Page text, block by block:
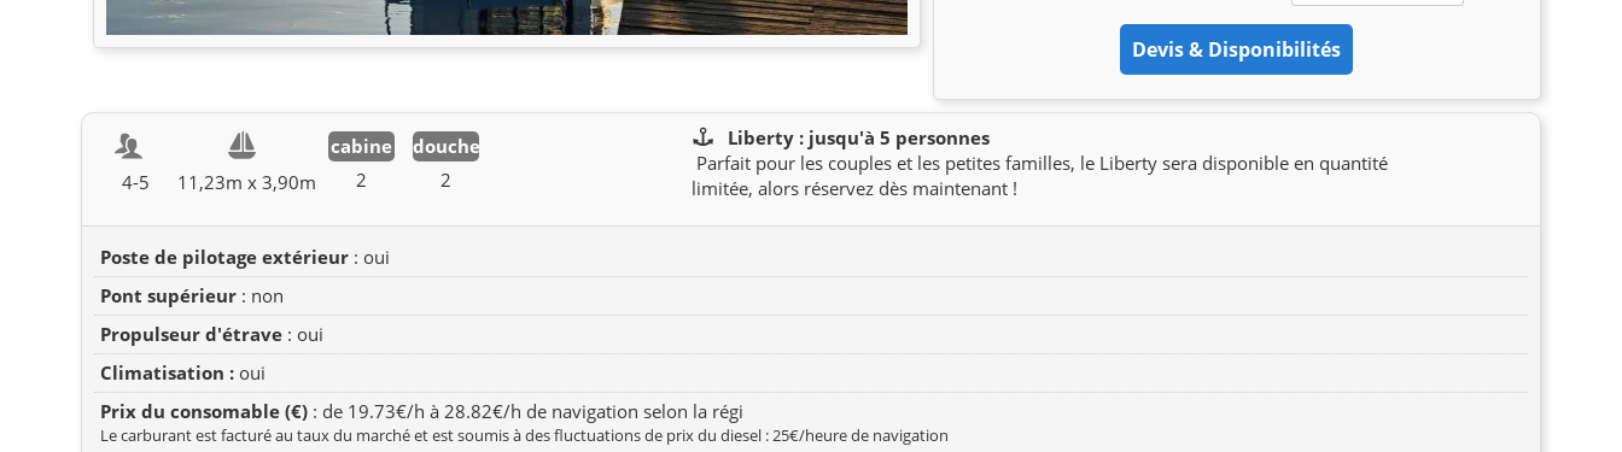
4-5 11,23m x 3,90m
cabine
2
douche
2
Liberty : jusqu'à 5 personnes
Parfait pour les couples et les petites familles, le Liberty sera disponible en quantité
limitée, alors réservez dès maintenant !
Poste de pilotage extérieur : oui
Pont supérieur : non
Propulseur d'étrave : oui
Climatisation : oui
Prix du consomable (€) : de 19.73€/h à 28.82€/h de navigation selon la régi
Le carburant est facturé au taux du marché et est soumis à des fluctuations de prix du diesel : 25€/heure de navigation